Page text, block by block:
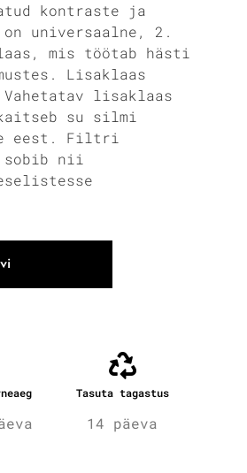
kontraste ja
universaalne, 2.
mis töötab hästi
Lisaklaas
lisaklaas
su silmi
eest. Filtri
sobib nii
Tasuta tagastus
14 päeva